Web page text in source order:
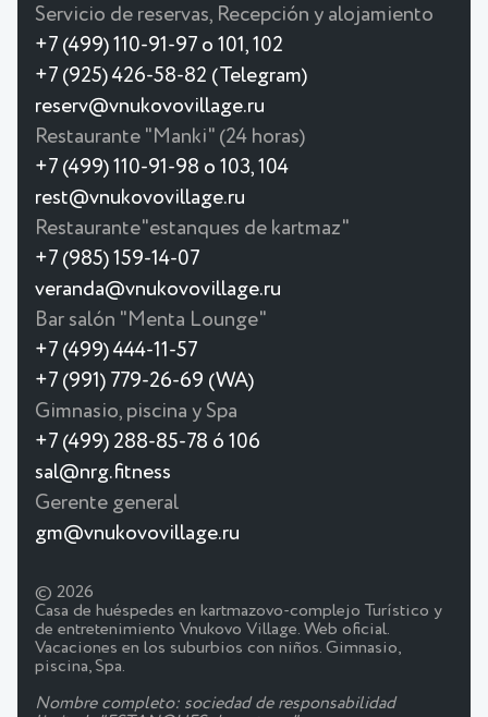
Servicio de reservas, Recepción y alojamiento
+7 (499) 110-91-97 o 101, 102
+7 (925) 426-58-82 (Telegram)
reserv@vnukovovillage.ru
Restaurante "Manki" (24 horas)
+7 (499) 110-91-98 o 103, 104
rest@vnukovovillage.ru
Restaurante"estanques de kartmaz"
+7 (985) 159-14-07
veranda@vnukovovillage.ru
Bar salón "Menta Lounge"
+7 (499) 444-11-57
+7 (991) 779-26-69 (WA)
Gimnasio, piscina y Spa
+7 (499) 288-85-78 ó 106
sal@nrg.fitness
Gerente general
gm@vnukovovillage.ru
© 2026
Casa de huéspedes en kartmazovo-complejo Turístico y
de entretenimiento Vnukovo Village. Web oficial.
Vacaciones en los suburbios con niños. Gimnasio,
piscina, Spa.
Nombre completo: sociedad de responsabilidad